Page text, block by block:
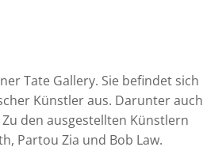
Tate Gallery. Sie befindet sich
Künstler aus. Darunter auch
den ausgestellten Künstlern
Partou Zia und Bob Law.